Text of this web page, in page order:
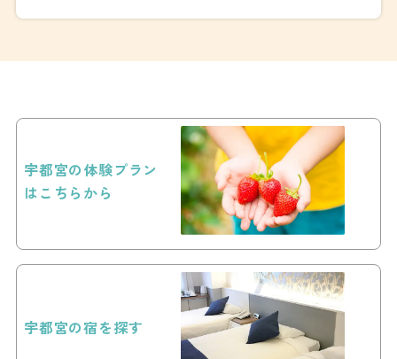
宇都宮の体験プラン
はこちらから
宇都宮の宿を探す